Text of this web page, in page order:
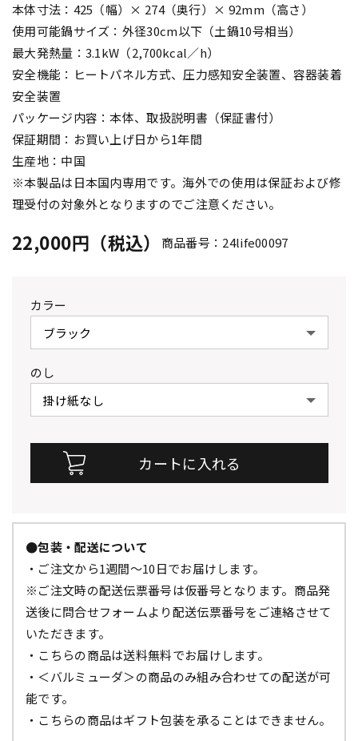
本体寸法：425（幅）× 274（奥行）× 92mm（高さ）
使用可能鍋サイズ：外径30cm以下（土鍋10号相当）
最大発熱量：3.1kW（2,700kcal／h）
安全機能：ヒートパネル方式、圧力感知安全装置、容器装着
安全装置
パッケージ内容：本体、取扱説明書（保証書付）
保証期間：お買い上げ日から1年間
生産地：中国
※本製品は日本国内専用です。海外での使用は保証および修
理受付の対象外となりますのでご注意ください。
22,000円（税込） 商品番号：24life00097
カラー
のし
●包装・配送について
・ご注文から1週間～10日でお届けします。
※ご注文時の配送伝票番号は仮番号となります。商品発
送後に問合せフォームより配送伝票番号をご連絡させて
いただきます。
・こちらの商品は送料無料でお届けします。
・＜バルミューダ＞の商品のみ組み合わせての配送が可
能です。
・こちらの商品はギフト包装を承ることはできません。